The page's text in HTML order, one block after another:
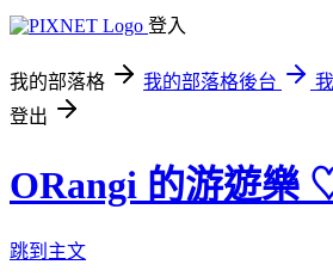
登入
我的部落格 我的部落格後台
登出
ORangi 的游遊樂
跳到主文